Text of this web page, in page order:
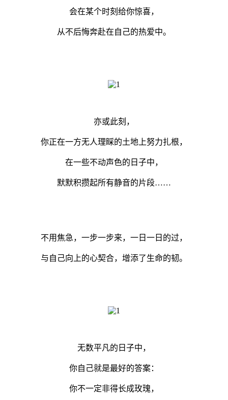
会在某个时刻给你惊喜，
从不后悔奔赴在自己的热爱中。
亦或此刻，
你正在一方无人理睬的土地上努力扎根，
在一些不动声色的日子中，
默默积攒起所有静音的片段……
不用焦急，一步一步来，一日一日的过，
与自己向上的心契合，增添了生命的韧。
无数平凡的日子中，
你自己就是最好的答案：
你不一定非得长成玫瑰，